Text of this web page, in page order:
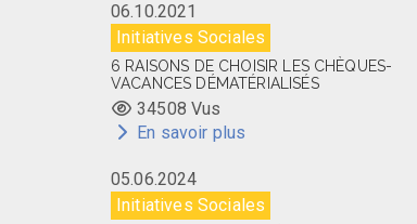
06.10.2021
Initiatives Sociales
6 RAISONS DE CHOISIR LES CHÈQUES-
VACANCES DÉMATÉRIALISÉS
34508 Vus
En savoir plus
05.06.2024
Initiatives Sociales